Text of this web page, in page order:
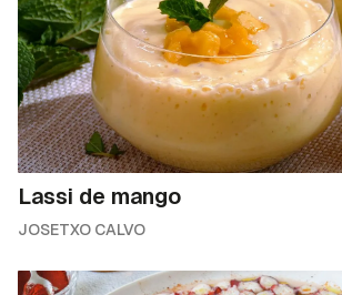
Lassi de mango
JOSETXO CALVO